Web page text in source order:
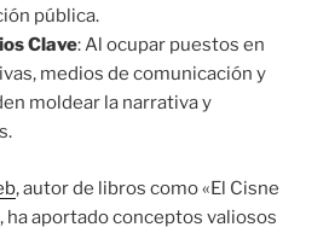
pública.
Clave: Al ocupar puestos en
medios de comunicación y
moldear la narrativa y
, autor de libros como «El Cisne
ha aportado conceptos valiosos